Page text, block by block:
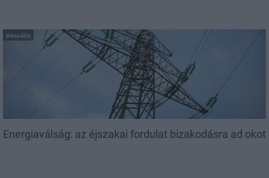
Aktuális
Energiaválság: az éjszakai fordulat bizakodásra ad okot